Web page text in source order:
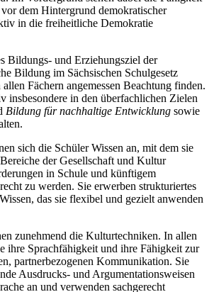
dem Hintergrund demokratischer
in die freiheitliche Demokratie
Bildungs- und Erziehungsziel der
Bildung im Sächsischen Schulgesetz
Fächern angemessen Beachtung finden.
insbesondere in den überfachlichen Zielen
Bildung für nachhaltige Entwicklung sowie
sich die Schüler Wissen an, mit dem sie
der Gesellschaft und Kultur
in Schule und künftigem
zu werden. Sie erwerben strukturiertes
das sie flexibel und gezielt anwenden
zunehmend die Kulturtechniken. In allen
ihre Sprachfähigkeit und ihre Fähigkeit zur
partnerbezogenen Kommunikation. Sie
Ausdrucks- und Argumentationsweisen
an und verwenden sachgerecht